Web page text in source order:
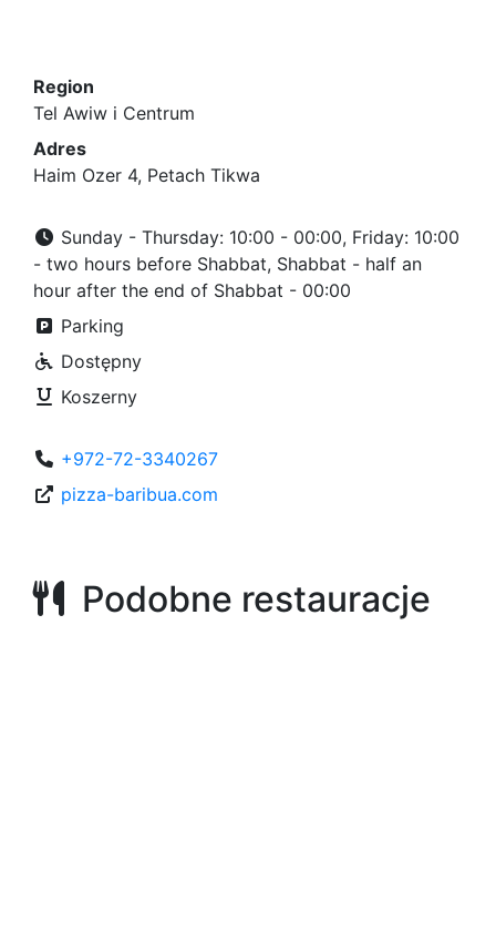
Region
Tel Awiw i Centrum
Adres
Haim Ozer 4, Petach Tikwa
Sunday - Thursday: 10:00 - 00:00, Friday: 10:00
- two hours before Shabbat, Shabbat - half an
hour after the end of Shabbat - 00:00
Parking
Dostępny
Koszerny
+972-72-3340267
pizza-baribua.com
Podobne restauracje